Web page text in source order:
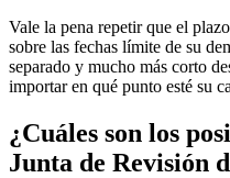
Vale la pena repetir que el
sobre las fechas límite de su
separado y mucho más corto
importar en qué punto esté su
¿Cuáles son los
Junta de Revisión